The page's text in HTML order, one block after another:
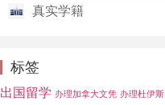
真实学籍
标签
出国留学 办理加拿大文凭 办理杜伊斯